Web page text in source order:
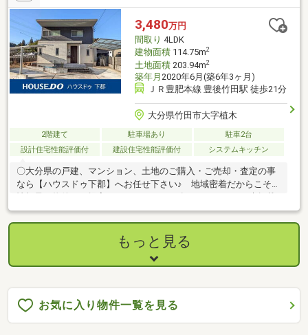
3,480万円
間取り 4LDK
建物面積114.75m2
土地面積203.94m2
築年月 2020年6月(築6年3ヶ月)
ＪＲ豊肥本線 豊後竹田駅 徒歩21分
大分県竹田市大字植木
2階建て 駐車場あり
駐車2台
設計住宅性能評価付
建設住宅性能評価付 システムキッチン
〇大分県の戸建、マンション、土地のご購入・ご売却・査定の事
なら【ハウスドゥ下郡】へお任せ下さい♪ 地域密着だからこその
の物件も御座います(^^)〇住宅ローンや各種税金の相談も承ってお
ります。お気軽にお問合せ下さい。 お問合せ先TEL【097-569-
Instagram【sourinfudousan_oita】でさまざまな情報を掲載して
おります。＃ソーリン不動産 で検索、フォローして下さいね(^-
もっと見る
お気に入り物件一覧を見る